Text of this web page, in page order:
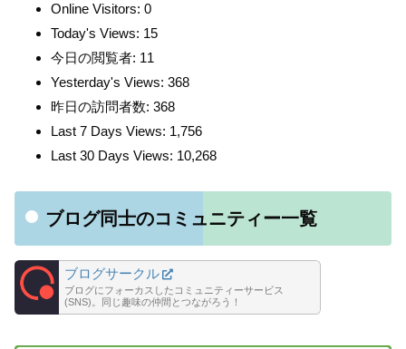
Online Visitors: 0
Today's Views: 15
今日の閲覧者: 11
Yesterday's Views: 368
昨日の訪問者数: 368
Last 7 Days Views: 1,756
Last 30 Days Views: 10,268
ブログ同士のコミュニティー一覧
ブログサークル
ブログにフォーカスしたコミュニティーサービス
(SNS)。同じ趣味の仲間とつながろう！